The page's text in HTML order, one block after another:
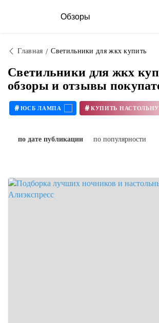
Обзоры
Главная Светильники для жкх купить
Светильники для жкх
обзоры и отзывы
# ЮСБ ЛАМПА #
по дате публикации по популярности